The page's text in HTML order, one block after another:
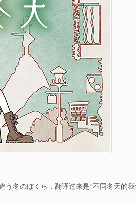
冬のぼくら，翻译过来是“不同冬天的